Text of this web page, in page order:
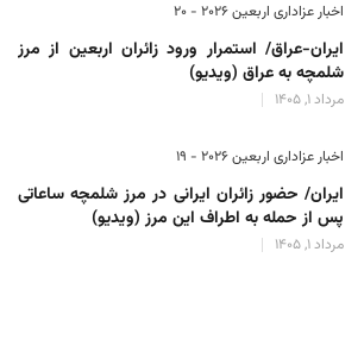
اخبار عزاداری اربعین ۲۰۲۶ - 20
ایران-عراق/ استمرار ورود زائران اربعین از مرز
شلمچه به عراق (ویدیو)
مرداد 1, 1405
اخبار عزاداری اربعین ۲۰۲۶ - 19
ایران/ حضور زائران ایرانی در مرز شلمچه ساعاتی
پس از حمله به اطراف این مرز (ویدیو)
مرداد 1, 1405